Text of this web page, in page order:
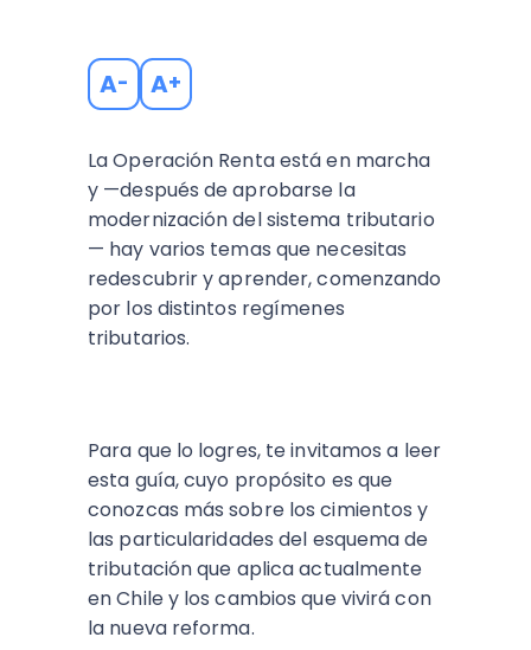
A- A+
La Operación Renta está en marcha
y —después de aprobarse la
modernización del sistema tributario
— hay varios temas que necesitas
redescubrir y aprender, comenzando
por los distintos regímenes
tributarios.
Para que lo logres, te invitamos a leer
esta guía, cuyo propósito es que
conozcas más sobre los cimientos y
las particularidades del esquema de
tributación que aplica actualmente
en Chile y los cambios que vivirá con
la nueva reforma.